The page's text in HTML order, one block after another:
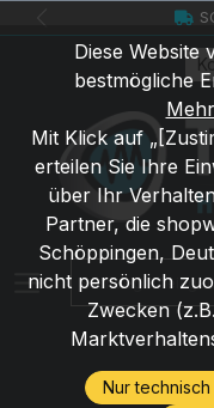
Zum Hauptinhalt
Suchbegriff
Diese Website
bestmögliche
Mit Klick auf
erteilen Sie Ihre
über Ihr
Partner, die
Schöppingen,
nicht persönlich
Zwecken
Nur